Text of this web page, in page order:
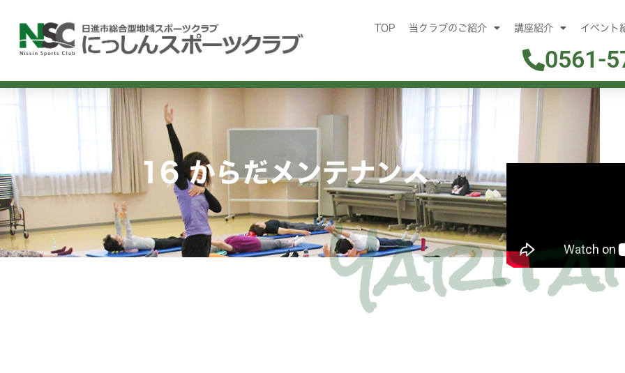
ッ
TOP 当クラブのご紹介 講座紹介 イベント
0561-
16 からだメンテナンス
Yaritai